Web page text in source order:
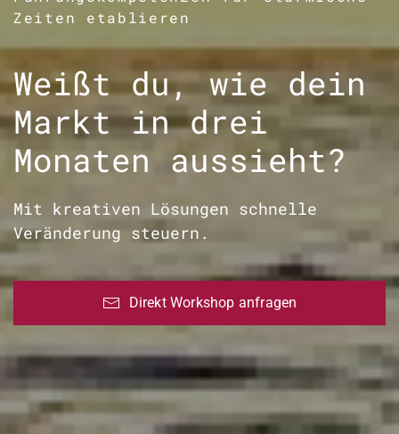
Zeiten etablieren
Weißt du, wie dein
Markt in drei
Monaten aussieht?
Mit kreativen Lösungen schnelle
Veränderung steuern.
Direkt Workshop anfragen